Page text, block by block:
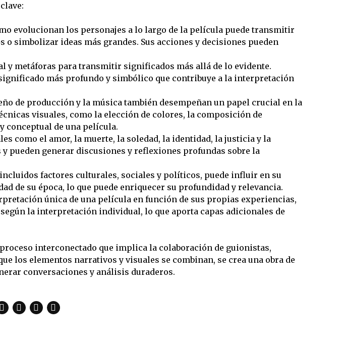
evolucionan los personajes a lo largo de la película puede transmitir
simbolizar ideas más grandes. Sus acciones y decisiones pueden
metáforas para transmitir significados más allá de lo evidente.
más profundo y simbólico que contribuye a la interpretación
de producción y la música también desempeñan un papel crucial en la
visuales, como la elección de colores, la composición de
conceptual de una película.
como el amor, la muerte, la soledad, la identidad, la justicia y la
pueden generar discusiones y reflexiones profundas sobre la
factores culturales, sociales y políticos, puede influir en su
de su época, lo que puede enriquecer su profundidad y relevancia.
única de una película en función de sus propias experiencias,
la interpretación individual, lo que aporta capas adicionales de
interconectado que implica la colaboración de guionistas,
los elementos narrativos y visuales se combinan, se crea una obra de
conversaciones y análisis duraderos.